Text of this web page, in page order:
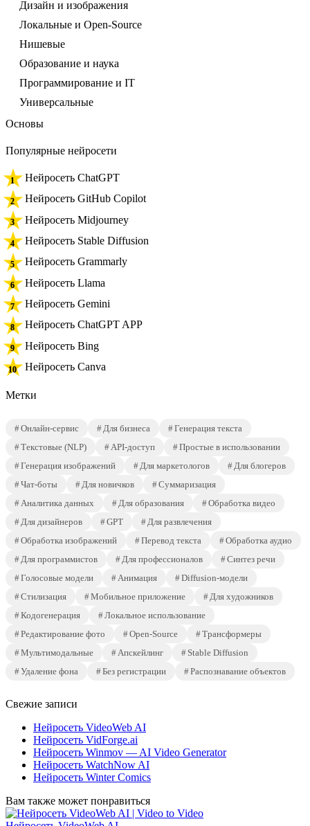
Дизайн и изображения
Локальные и Open-Source
Нишевые
Образование и наука
Программирование и IT
Универсальные
Основы
Популярные нейросети
Нейросеть ChatGPT
Нейросеть GitHub Copilot
Нейросеть Midjourney
Нейросеть Stable Diffusion
Нейросеть Grammarly
Нейросеть Llama
Нейросеть Gemini
Нейросеть ChatGPT APP
Нейросеть Bing
Нейросеть Canva
Метки
Онлайн-сервис Для бизнеса
Генерация текста
Текстовые (NLP)
API-доступ
Простые в использовании
Генерация изображений
Для маркетологов
Для блогеров
Чат-боты
Для новичков
Суммаризация
Аналитика данных
Для образования
Обработка видео
Для дизайнеров
GPT
Для развлечения
Обработка изображений
Перевод текста
Обработка аудио
Для программистов
Для профессионалов
Синтез речи
Голосовые модели
Анимация
Diffusion-модели
Стилизация
Мобильное приложение
Для художников
Кодогенерация
Локальное использование
Редактирование фото
Open-Source
Трансформеры
Мультимодальные
Апскейлинг
Stable Diffusion
Удаление фона
Без регистрации Распознавание объектов
Свежие записи
Нейросеть VideoWeb AI
Нейросеть VidForge.ai
Нейросеть Winmov — AI Video Generator
Нейросеть WatchNow AI
Нейросеть Winter Comics
Вам также может понравиться